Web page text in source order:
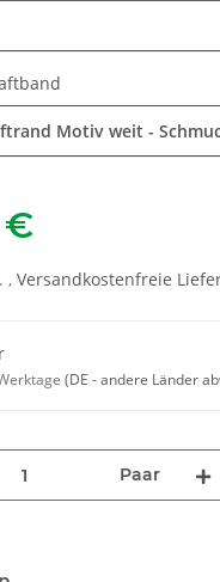
Motiv weit -
€
, Versandkostenfreie
(DE - andere Länder
Paar